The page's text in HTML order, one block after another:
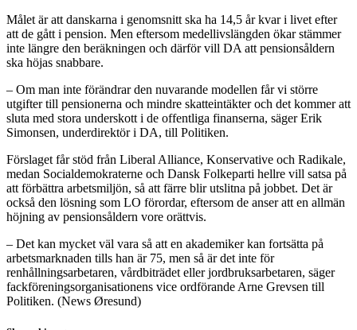
Målet är att danskarna i genomsnitt ska ha 14,5 år kvar i livet efter
att de gått i pension. Men eftersom medellivslängden ökar stämmer
inte längre den beräkningen och därför vill DA att pensionsåldern
ska höjas snabbare.
– Om man inte förändrar den nuvarande modellen får vi större
utgifter till pensionerna och mindre skatteintäkter och det kommer att
sluta med stora underskott i de offentliga finanserna, säger Erik
Simonsen, underdirektör i DA, till Politiken.
Förslaget får stöd från Liberal Alliance, Konservative och Radikale,
medan Socialdemokraterne och Dansk Folkeparti hellre vill satsa på
att förbättra arbetsmiljön, så att färre blir utslitna på jobbet. Det är
också den lösning som LO förordar, eftersom de anser att en allmän
höjning av pensionsåldern vore orättvis.
– Det kan mycket väl vara så att en akademiker kan fortsätta på
arbetsmarknaden tills han är 75, men så är det inte för
renhållningsarbetaren, vårdbiträdet eller jordbruksarbetaren, säger
fackföreningsorganisationens vice ordförande Arne Grevsen till
Politiken. (News Øresund)